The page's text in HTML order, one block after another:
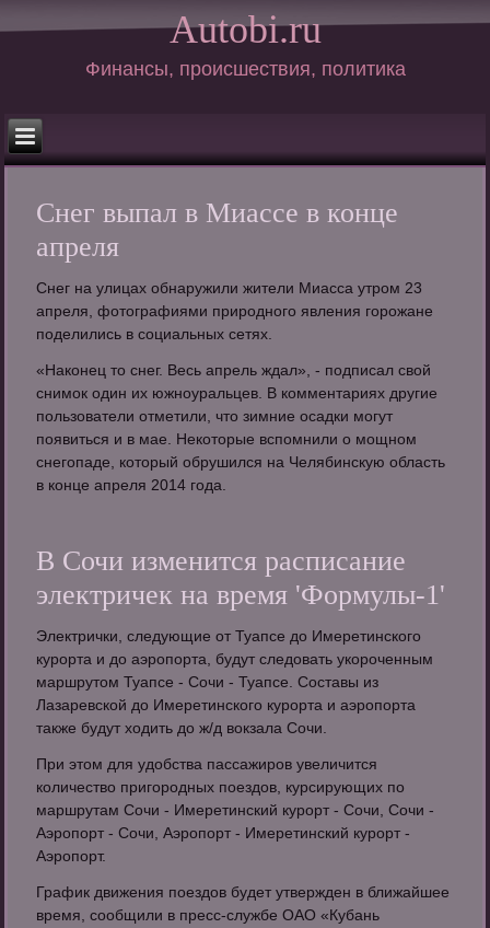
Autobi.ru
Финансы, происшествия, политика
Снег выпал в Миассе в конце
апреля
Снег на улицах обнаружили жители Миасса утром 23
апреля, фотографиями природного явления горожане
поделились в социальных сетях.
«Наконец то снег. Весь апрель ждал», - подписал свой
снимок один их южноуральцев. В комментариях другие
пользователи отметили, что зимние осадки могут
появиться и в мае. Некоторые вспомнили о мощном
снегопаде, который обрушился на Челябинскую область
в конце апреля 2014 года.
В Сочи изменится расписание
электричек на время 'Формулы-1'
Электрички, следующие от Туапсе до Имеретинского
курорта и до аэропорта, будут следовать укороченным
маршрутом Туапсе - Сочи - Туапсе. Составы из
Лазаревской до Имеретинского курорта и аэропорта
также будут ходить до ж/д вокзала Сочи.
При этом для удобства пассажиров увеличится
количество пригородных поездов, курсирующих по
маршрутам Сочи - Имеретинский курорт - Сочи, Сочи -
Аэропорт - Сочи, Аэропорт - Имеретинский курорт -
Аэропорт.
График движения поездов будет утвержден в ближайшее
время, сообщили в пресс-службе ОАО «Кубань